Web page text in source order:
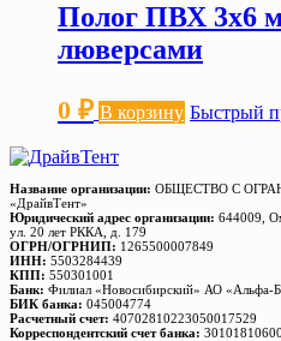
Полог ПВХ 3х6 м
люверсами
0 ₽ В корзину Быстрый
Название организации: ОБЩЕСТВО С
«ДрайвТент»
Юридический адрес организации: 644009,
ул. 20 лет РККА, д. 179
ОГРН/ОГРНИП: 1265500007849
ИНН: 5503284439
КПП: 550301001
Банк: Филиал «Новосибирский» АО «Альфа-
БИК банка: 045004774
Расчетный счет: 40702810223050017529
Корреспондентский счет банка: